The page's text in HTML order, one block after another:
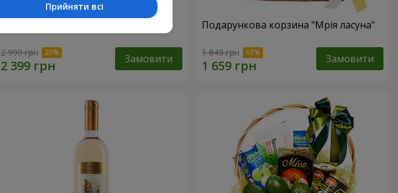
2 999 грн Замовити
Подарункова корзина "Мрія ласуна"
1 843 грн Замовити
Прийняти всі